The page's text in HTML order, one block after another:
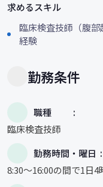
求めるスキル
臨床検査技師（腹
経験
勤務条件
職種
臨床検査技師
勤務時間・曜日
8:30～16:00の間で1日4